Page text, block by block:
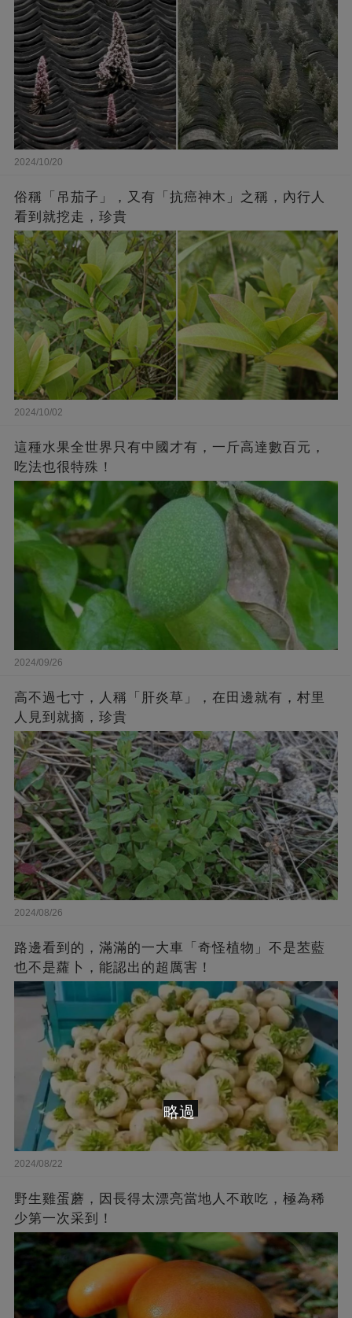
2024/10/20
俗稱「吊茄子」，又有「抗癌神木」之稱，內行人
看到就挖走，珍貴
2024/10/02
這種水果全世界只有中國才有，一斤高達數百元，
吃法也很特殊！
2024/09/26
高不過七寸，人稱「肝炎草」，在田邊就有，村里
人見到就摘，珍貴
2024/08/26
路邊看到的，滿滿的一大車「奇怪植物」不是苤藍
也不是蘿卜，能認出的超厲害！
2024/08/22
野生雞蛋蘑，因長得太漂亮當地人不敢吃，極為稀
少第一次采到！
略過